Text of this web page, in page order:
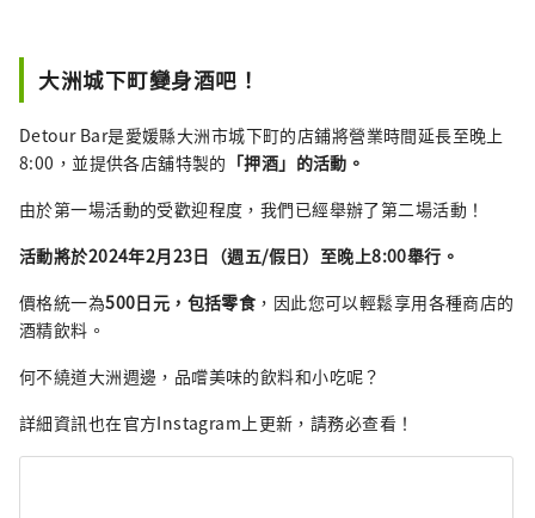
大洲城下町變身酒吧！
Detour Bar是愛媛縣大洲市城下町的店鋪將營業時間延長至晚上
8:00，並提供各店舖特製的 「押酒」的活動。
由於第一場活動的受歡迎程度，我們已經舉辦了第二場活動！
活動將於2024年2月23日（週五/假日）至晚上8:00舉行。
價格統一為500日元，包括零食 ，因此您可以輕鬆享用各種商店的
酒精飲料。
何不繞道大洲週邊，品嚐美味的飲料和小吃呢？
詳細資訊也在官方Instagram上更新，請務必查看！